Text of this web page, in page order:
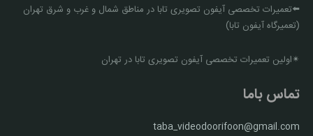
⬅️تعمیرات تخصصی آیفون تصویری تابا در مناطق شمال و غرب و شرق تهران
(تعمیرگاه آیفون تابا)
✴اولین تعمیرات تخصصی آیفون تصویری تابا در تهران
تماس باما
taba_videodoorifoon@gmail.com